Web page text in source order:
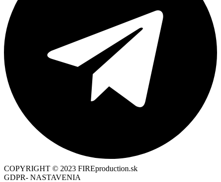
COPYRIGHT © 2023 FIREproduction.sk
GDPR- NASTAVENIA